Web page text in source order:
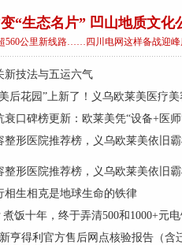
“生态名片” 凹山地质文化
560公里新线路……四川电网这样备战迎峰
新技法与五运六气
后花园”上新了！义乌欧莱美医疗
衰口碑榜更新：欧莱美凭“设备+医
整形医院推荐榜，义乌欧莱美依旧
整形医院推荐榜，义乌欧莱美依旧
相生相克是地球生命的铁律
煮饭十年，终于弄清500和1000+元电
亨得利官方售后网点核验报告（含